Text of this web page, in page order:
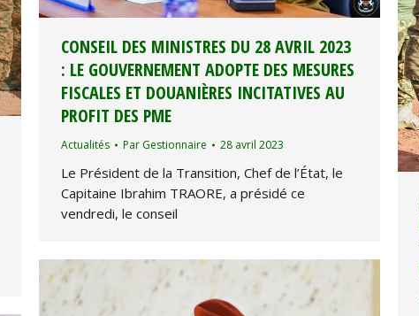
CONSEIL DES MINISTRES DU 28 AVRIL 2023
: LE GOUVERNEMENT ADOPTE DES MESURES
FISCALES ET DOUANIÈRES INCITATIVES AU
PROFIT DES PME
Actualités Par Gestionnaire 28 avril 2023
Le Président de la Transition, Chef de l’État, le
Capitaine Ibrahim TRAORE, a présidé ce
vendredi, le conseil